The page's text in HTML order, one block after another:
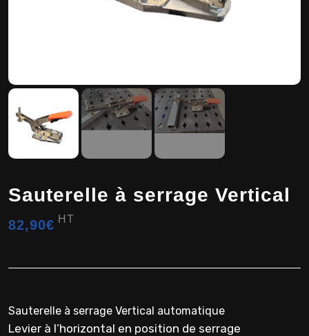
Sauterelle à serrage Vertical
82,90€ HT
Sauterelle à serrage Vertical automatique
Levier à l’horizontal en position de serrage